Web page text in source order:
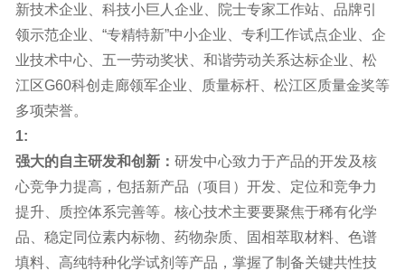
新技术企业、科技小巨人企业、院士专家工作站、品牌引
领示范企业、“专精特新”中小企业、专利工作试点企业、企
业技术中心、五一劳动奖状、和谐劳动关系达标企业、松
江区G60科创走廊领军企业、质量标杆、松江区质量金奖等
多项荣誉。
1:
强大的自主研发和创新： 研发中心致力于产品的开发及核
心竞争力提高，包括新产品（项目）开发、定位和竞争力
提升、质控体系完善等。核心技术主要要聚焦于稀有化学
品、稳定同位素内标物、药物杂质、固相萃取材料、色谱
填料、高纯特种化学试剂等产品，掌握了制备关键共性技